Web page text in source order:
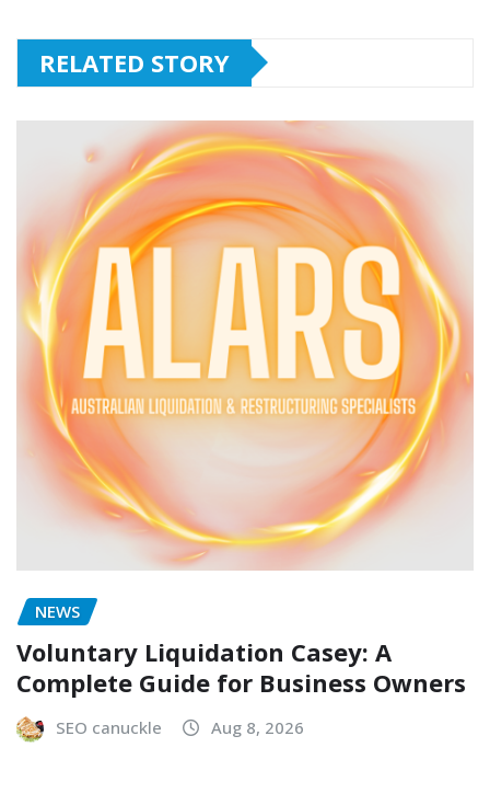
RELATED STORY
NEWS
Voluntary Liquidation Casey: A
Complete Guide for Business Owners
SEO canuckle Aug 8, 2026